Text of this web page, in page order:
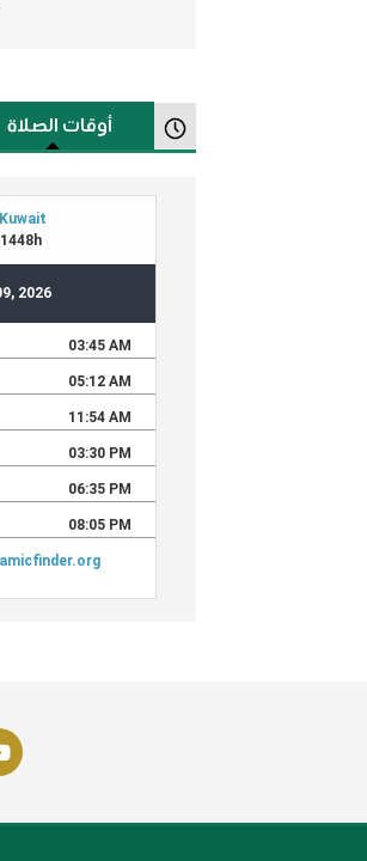
أوقات الصلاة